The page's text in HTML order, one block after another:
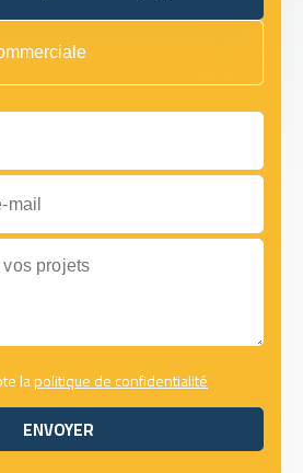
lapolitique de confidentialité
ENVOYER
ENVOYER